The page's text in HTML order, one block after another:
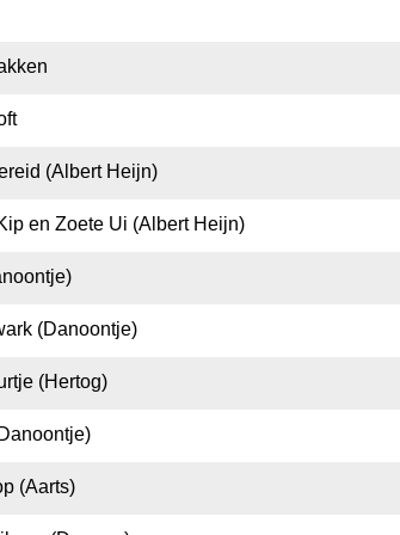
(Albert Heijn)
en Zoete Ui (Albert Heijn)
(Danoontje)
(Hertog)
(Aarts)